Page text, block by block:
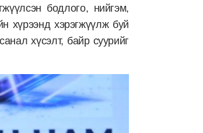
бодлого, нийгэм,
хүрээнд хэрэгжүүлж буй
хүсэлт, байр суурийг